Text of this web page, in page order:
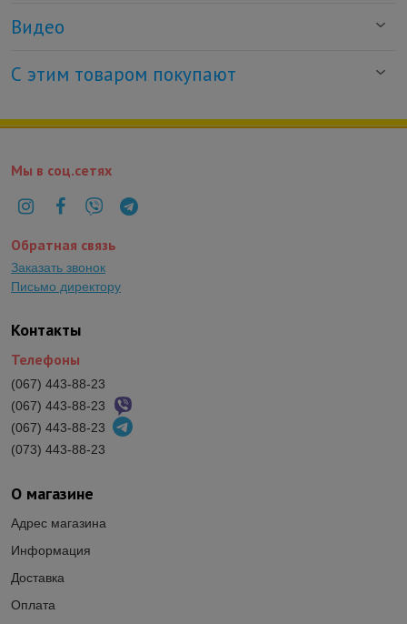
Видео
С этим товаром покупают
О магазине
Адрес магазина
Информация
Доставка
Оплата
Контакты
Телефоны
(067) 443-88-23
(067) 443-88-23
(067) 443-88-23
(073) 443-88-23
Мы в соц.сетях
Обратная связь
Заказать звонок
Письмо директору